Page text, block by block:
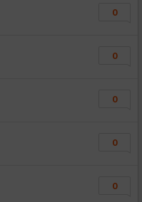
0
0
0
0
0